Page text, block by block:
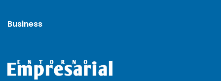
Business